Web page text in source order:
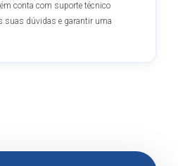
conta com suporte técnico
suas dúvidas e garantir uma